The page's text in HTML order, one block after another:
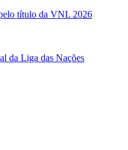
título da VNL 2026
da Liga das Nações